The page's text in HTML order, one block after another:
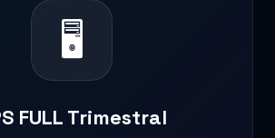
🖥
FULL Trimestral